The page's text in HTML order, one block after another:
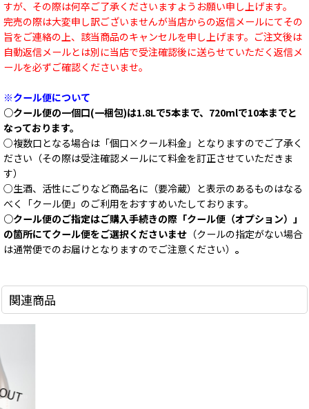
すが、その際は何卒ご了承くださいますようお願い申し上げます。
完売の際は大変申し訳ございませんが当店からの返信メールにてその
旨をご連絡の上、該当商品のキャンセルを申し上げます。ご注文後は
自動返信メールとは別に当店で受注確認後に送らせていただく返信メ
ールを必ずご確認くださいませ。
※クール便について
○クール便の一個口(一梱包)は1.8Lで5本まで、720mlで10本までと
なっております。
○複数口となる場合は「個口×クール料金」となりますのでご了承く
ださい（その際は受注確認メールにて料金を訂正させていただきま
す）
○生酒、活性にごりなど商品名に（要冷蔵）と表示のあるものはなる
べく「クール便」のご利用をおすすめいたしております。
○クール便のご指定はご購入手続きの際「クール便（オプション）」
の箇所にてクール便をご選択くださいませ （クールの指定がない場合
は通常便でのお届けとなりますのでご注意ください） 。
関連商品